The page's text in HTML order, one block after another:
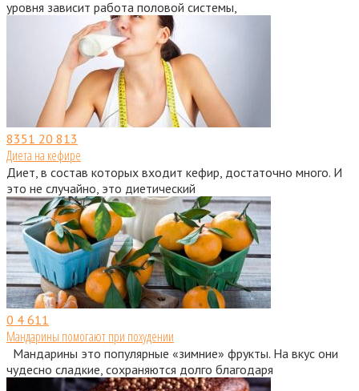
уровня зависит работа половой системы,
8351 20 813
Диета на кефире
Диет, в состав которых входит кефир, достаточно много. И
это не случайно, это диетический
0 4 611
Мандарины помогают при похудении
Мандарины это популярные «зимние» фрукты. На вкус они
чудесно сладкие, сохраняются долго благодаря